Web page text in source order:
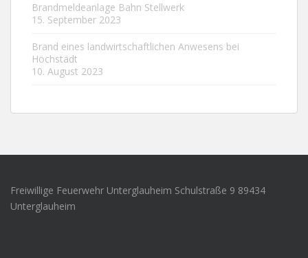
Brandmeldeanlage Bahn Stellwerk
15. September 2023
Brand eines landwirtschaftlichen Anwesens bei
Höchstädt
10. August 2023
Freiwillige Feuerwehr Unterglauheim Schulstraße 9 89434
Unterglauheim